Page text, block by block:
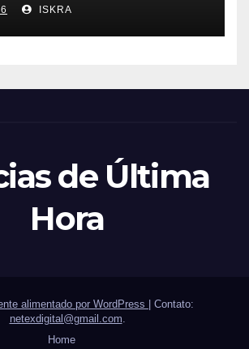
ISKRA
de Última
Hora
alimentado por WordPress
Contato:
netexdigital@gmail.com
Home